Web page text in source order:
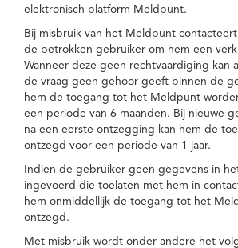
elektronisch platform Meldpunt.
Bij misbruik van het Meldpunt
de betrokken gebruiker om hem een
Wanneer deze geen rechtvaardiging kan
de vraag geen gehoor geeft binnen de
hem de toegang tot het Meldpunt
een periode van 6 maanden. Bij nieuwe
na een eerste ontzegging kan hem de
ontzegd voor een periode van 1 jaar.
Indien de gebruiker geen gegevens in
ingevoerd die toelaten met hem in
hem onmiddellijk de toegang tot het
ontzegd.
Met misbruik wordt onder andere het